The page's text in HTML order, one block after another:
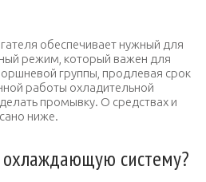
обеспечивает нужный для
режим, который важен для
группы, продлевая срок
работы охладительной
промывку. О средствах и
ниже.
систему?